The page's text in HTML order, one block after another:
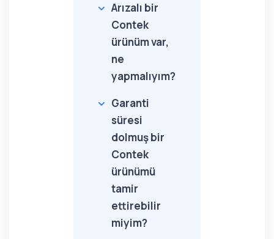
Arızalı bir
Contek
ürünüm var,
ne
yapmalıyım?
Garanti
süresi
dolmuş bir
Contek
ürünümü
tamir
ettirebilir
miyim?